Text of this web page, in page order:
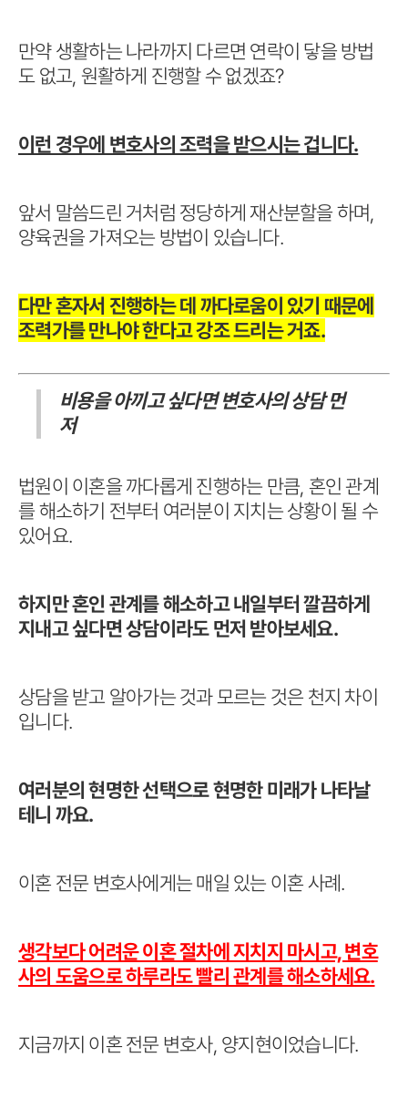
만약 생활하는 나라까지 다르면 연락이 닿을 방법
도 없고, 원활하게 진행할 수 없겠죠?
이런 경우에 변호사의 조력을 받으시는 겁니다.
앞서 말씀드린 거처럼 정당하게 재산분할을 하며,
양육권을 가져오는 방법이 있습니다.
다만 혼자서 진행하는 데 까다로움이 있기 때문에
조력가를 만나야 한다고 강조 드리는 거죠.
비용을 아끼고 싶다면 변호사의 상담 먼
저
법원이 이혼을 까다롭게 진행하는 만큼, 혼인 관계
를 해소하기 전부터 여러분이 지치는 상황이 될 수
있어요.
하지만 혼인 관계를 해소하고 내일부터 깔끔하게
지내고 싶다면 상담이라도 먼저 받아보세요.
상담을 받고 알아가는 것과 모르는 것은 천지 차이
입니다.
여러분의 현명한 선택으로 현명한 미래가 나타날
테니 까요.
이혼 전문 변호사에게는 매일 있는 이혼 사례.
생각보다 어려운 이혼 절차에 지치지 마시고, 변호
사의 도움으로 하루라도 빨리 관계를 해소하세요.
지금까지 이혼 전문 변호사, 양지현이었습니다.